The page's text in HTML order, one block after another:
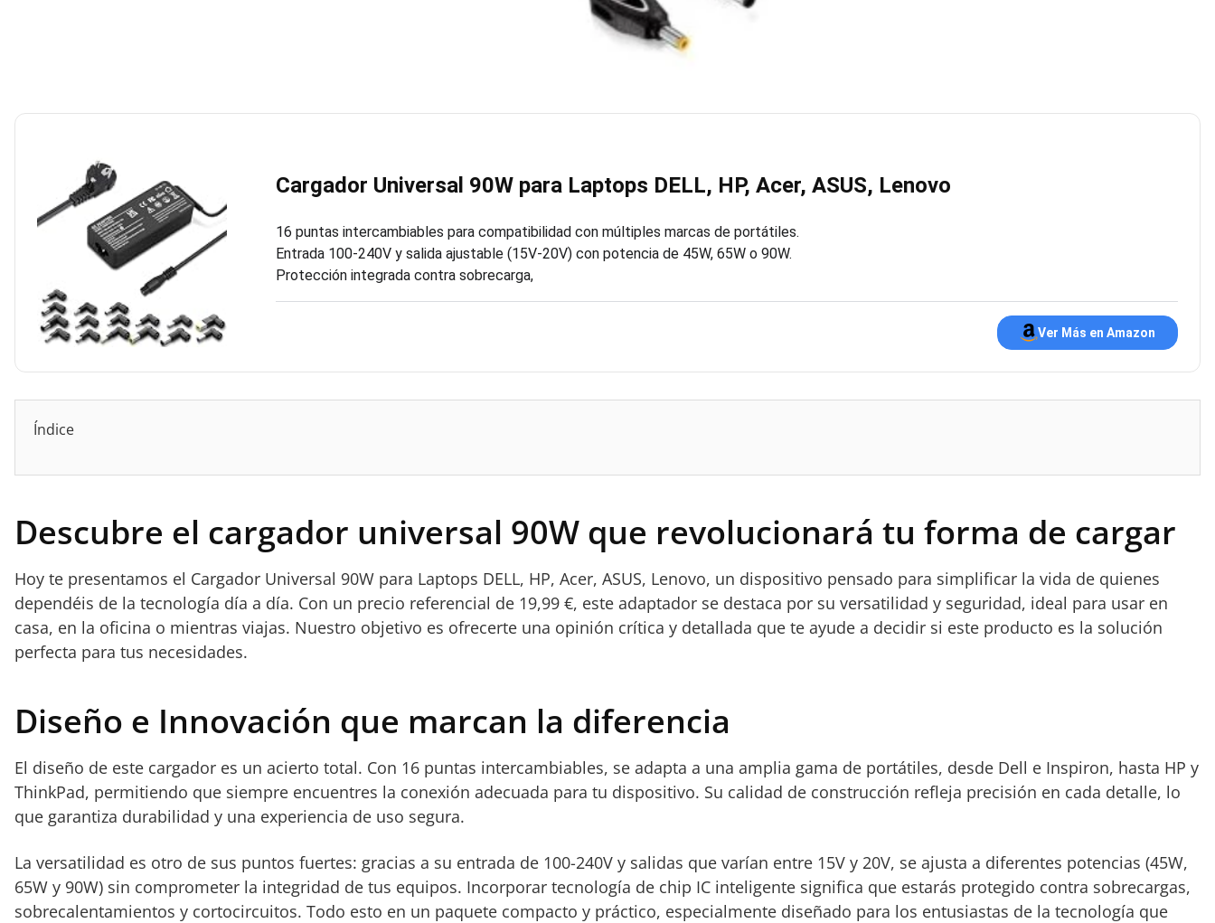
Cargador Universal 90W para Laptops DELL, HP, Acer, ASUS, Lenovo
16 puntas intercambiables para compatibilidad con múltiples marcas de portátiles.
Entrada 100-240V y salida ajustable (15V-20V) con potencia de 45W, 65W o 90W.
Protección integrada contra sobrecarga,
Ver Más en Amazon
Índice
Descubre el cargador universal 90W que revolucionará tu forma de cargar
Hoy te presentamos el Cargador Universal 90W para Laptops DELL, HP, Acer, ASUS, Lenovo, un dispositivo pensado para simplificar la vida de quienes
dependéis de la tecnología día a día. Con un precio referencial de 19,99 €, este adaptador se destaca por su versatilidad y seguridad, ideal para usar en
casa, en la oficina o mientras viajas. Nuestro objetivo es ofrecerte una opinión crítica y detallada que te ayude a decidir si este producto es la solución
perfecta para tus necesidades.
Diseño e Innovación que marcan la diferencia
El diseño de este cargador es un acierto total. Con 16 puntas intercambiables, se adapta a una amplia gama de portátiles, desde Dell e Inspiron, hasta HP y
ThinkPad, permitiendo que siempre encuentres la conexión adecuada para tu dispositivo. Su calidad de construcción refleja precisión en cada detalle, lo
que garantiza durabilidad y una experiencia de uso segura.
La versatilidad es otro de sus puntos fuertes: gracias a su entrada de 100-240V y salidas que varían entre 15V y 20V, se ajusta a diferentes potencias (45W,
65W y 90W) sin comprometer la integridad de tus equipos. Incorporar tecnología de chip IC inteligente significa que estarás protegido contra sobrecargas,
sobrecalentamientos y cortocircuitos. Todo esto en un paquete compacto y práctico, especialmente diseñado para los entusiastas de la tecnología que